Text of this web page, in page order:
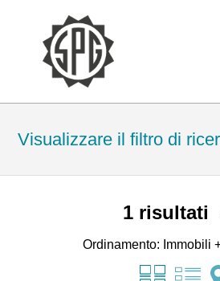
Visualizzare il filtro di
1risultati
Ordinamento: Immobili